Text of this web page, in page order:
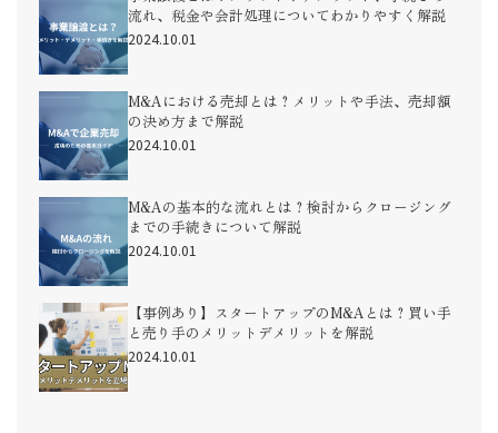
流れ、税金や会計処理についてわかりやすく解説
2024.10.01
M&Aにおける売却とは？メリットや手法、売却額
の決め方まで解説
2024.10.01
M&Aの基本的な流れとは？検討からクロージング
までの手続きについて解説
2024.10.01
【事例あり】スタートアップのM&Aとは？買い手
と売り手のメリットデメリットを解説
2024.10.01